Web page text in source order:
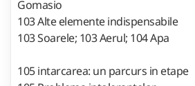
Gomasio
103 Alte elemente indispensabile
103 Soarele; 103 Aerul; 104 Apa
105 intarcarea: un parcurs in etape